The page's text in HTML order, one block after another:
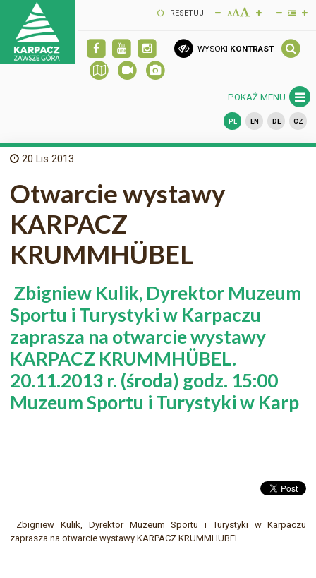
RESETUJ
WYSOKI KONTRAST
POKAŻ MENU
PL EN DE CZ
20 Lis 2013
Otwarcie wystawy
KARPACZ
KRUMMHÜBEL
Zbigniew Kulik, Dyrektor Muzeum
Sportu i Turystyki w Karpaczu
zaprasza na otwarcie wystawy
KARPACZ KRUMMHÜBEL.
20.11.2013 r. (środa) godz. 15:00
Muzeum Sportu i Turystyki w Karp
Zbigniew Kulik, Dyrektor Muzeum Sportu i Turystyki w Karpaczu
zaprasza na otwarcie wystawy KARPACZ KRUMMHÜBEL.